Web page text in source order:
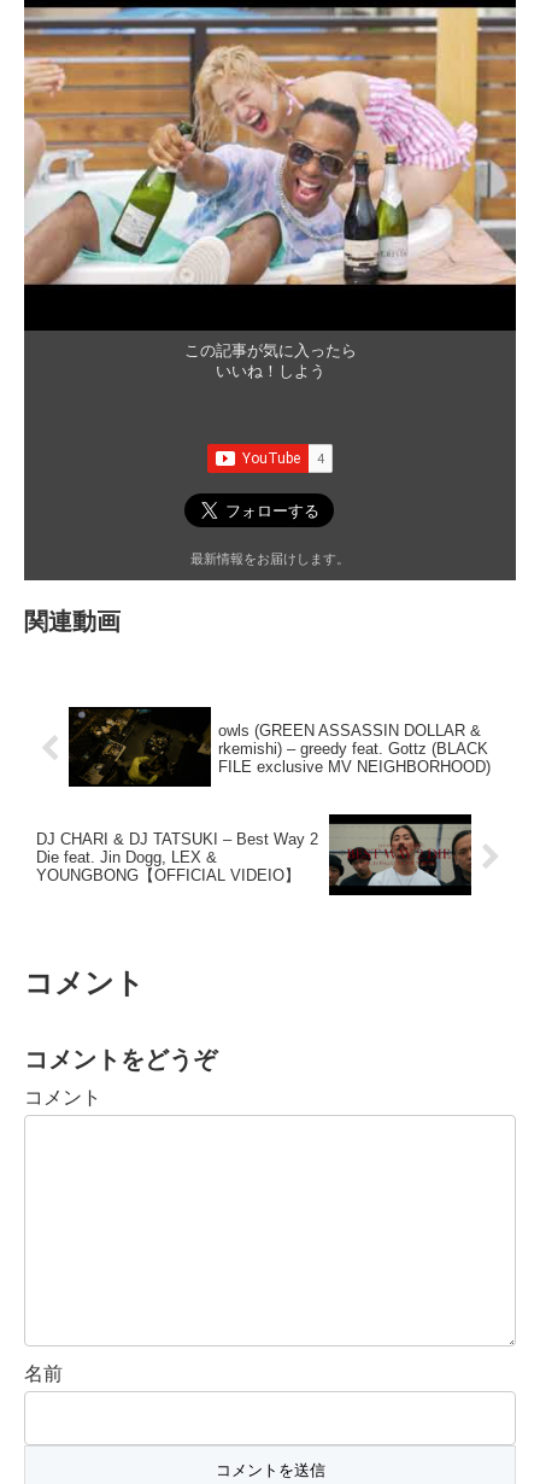
この記事が気に入ったら
いいね！しよう
最新情報をお届けします。
関連動画
owls (GREEN ASSASSIN DOLLAR &
rkemishi) – greedy feat. Gottz (BLACK
FILE exclusive MV NEIGHBORHOOD)
DJ CHARI & DJ TATSUKI – Best Way 2
Die feat. Jin Dogg, LEX &
YOUNGBONG【OFFICIAL VIDEIO】
コメント
コメントをどうぞ
コメント
名前